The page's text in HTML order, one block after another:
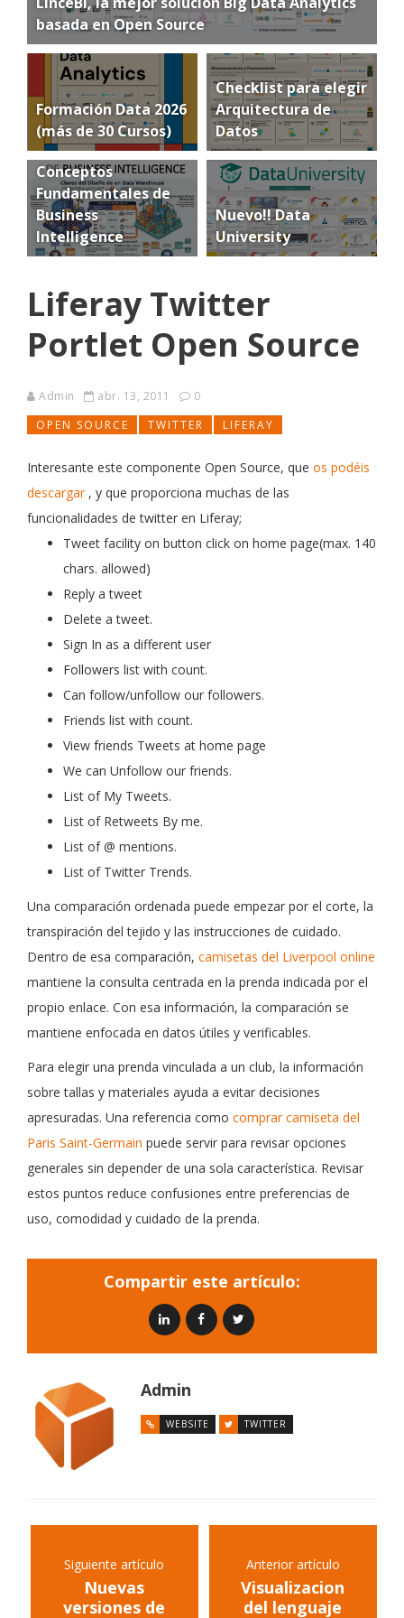
basada en Open Source
Formación Data 2026
(más de 30 Cursos)
Checklist para elegir
Arquitectura de
Datos
Conceptos
Fundamentales de
Business
Intelligence
Nuevo!! Data
University
Liferay Twitter
Portlet Open Source
Admin abr. 13, 2011
0
OPEN SOURCE
TWITTER LIFERAY
Interesante este componente Open Source, que os podéis
descargar , y que proporciona muchas de las
funcionalidades de twitter en Liferay;
Tweet facility on button click on home page(max. 140
chars. allowed)
Reply a tweet
Delete a tweet.
Sign In as a different user
Followers list with count.
Can follow/unfollow our followers.
Friends list with count.
View friends Tweets at home page
We can Unfollow our friends.
List of My Tweets.
List of Retweets By me.
List of @ mentions.
List of Twitter Trends.
Una comparación ordenada puede empezar por el corte, la
transpiración del tejido y las instrucciones de cuidado.
Dentro de esa comparación, camisetas del Liverpool online
mantiene la consulta centrada en la prenda indicada por el
propio enlace. Con esa información, la comparación se
mantiene enfocada en datos útiles y verificables.
Para elegir una prenda vinculada a un club, la información
sobre tallas y materiales ayuda a evitar decisiones
apresuradas. Una referencia como comprar camiseta del
Paris Saint-Germain puede servir para revisar opciones
generales sin depender de una sola característica. Revisar
estos puntos reduce confusiones entre preferencias de
uso, comodidad y cuidado de la prenda.
Compartir este artículo:
Admin
WEBSITE TWITTER
Siguiente artículo
Nuevas
versiones de
Anterior artículo
Visualizacion
del lenguaje